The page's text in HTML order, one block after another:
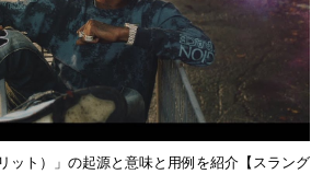
ット）」の起源と意味と用例を紹介【スラング